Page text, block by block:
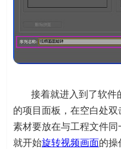
接着就进入到了软件
的项目面板，在空白处
素材要放在与工程文件
就开始旋转视频画面的操